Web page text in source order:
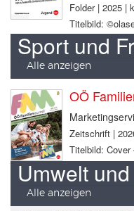
Folder | 2025 |
Titelbild:
Sport und
Alle anzeigen
OÖ
Zeitschrift |
Titelbild:
Umwelt
Alle anzeigen